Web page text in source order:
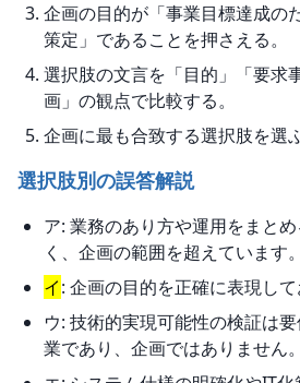
企画の目的が「事業目標達成の
策定」であることを押さえる。
選択肢の文言を「目的」「要求
画」の観点で比較する。
企画に最も合致する選択肢を選ぶ
選択肢別の誤答解説
ア: 業務のあり方や運用をまと
く、企画の範囲を超えています。
イ: 企画の目的を正確に表現して
ウ: 技術的実現可能性の検証は
業であり、企画ではありません。